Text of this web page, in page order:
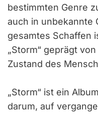
bestimmten Genre
auch in unbekannte
gesamtes Schaffen
„Storm“ geprägt
Zustand des
„Storm“ ist ein
darum, auf